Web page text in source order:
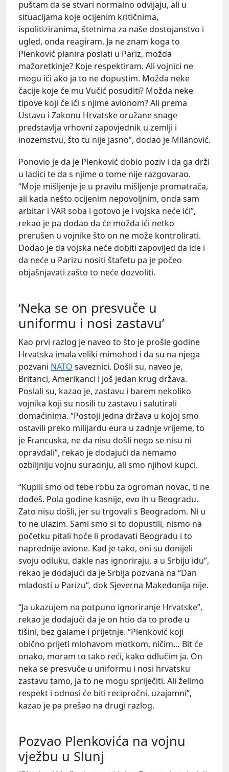
puštam da se stvari normalno odvijaju, ali u
situacijama koje ocijenim kritičnima,
ispolitiziranima, štetnima za naše dostojanstvo i
ugled, onda reagiram. Ja ne znam koga to
Plenković planira poslati u Pariz, možda
mažoretkinje? Koje respektiram. Ali vojnici ne
mogu ići ako ja to ne dopustim. Možda neke
čacije koje će mu Vučić posuditi? Možda neke
tipove koji će ići s njime avionom? Ali prema
Ustavu i Zakonu Hrvatske oružane snage
predstavlja vrhovni zapovjednik u zemlji i
inozemstvu, što tu nije jasno”, dodao je Milanović.
Ponovio je da je Plenković dobio poziv i da ga drži
u ladici te da s njime o tome nije razgovarao.
“Moje mišljenje je u pravilu mišljenje promatrača,
ali kada nešto ocijenim nepovoljnim, onda sam
arbitar i VAR soba i gotovo je i vojska neće ići”,
rekao je pa dodao da će možda ići netko
prerušen u vojnike što on ne može kontrolirati.
Dodao je da vojska neće dobiti zapovijed da ide i
da neće u Parizu nositi štafetu pa je počeo
objašnjavati zašto to neće dozvoliti.
‘Neka se on presvuče u
uniformu i nosi zastavu’
Kao prvi razlog je naveo to što je prošle godine
Hrvatska imala veliki mimohod i da su na njega
pozvani NATO saveznici. Došli su, naveo je,
Britanci, Amerikanci i još jedan krug država.
Poslali su, kazao je, zastavu i barem nekoliko
vojnika koji su nosili tu zastavu i salutirali
domaćinima. “Postoji jedna država u kojoj smo
ostavili preko milijardu eura u zadnje vrijeme, to
je Francuska, ne da nisu došli nego se nisu ni
opravdali”, rekao je dodajući da nemamo
ozbiljniju vojnu suradnju, ali smo njihovi kupci.
“Kupili smo od tebe robu za ogroman novac, ti ne
dođeš. Pola godine kasnije, evo ih u Beogradu.
Zato nisu došli, jer su trgovali s Beogradom. Ni u
to ne ulazim. Sami smo si to dopustili, nismo na
početku pitali hoće li prodavati Beogradu i to
naprednije avione. Kad je tako, oni su donijeli
svoju odluku, dakle nas ignoriraju, a u Srbiju idu”,
rekao je dodajući da je Srbija pozvana na “Dan
mladosti u Parizu”, dok Sjeverna Makedonija nije.
“Ja ukazujem na potpuno ignoriranje Hrvatske”,
rekao je dodajući da je on htio da to prođe u
tišini, bez galame i prijetnje. “Plenković koji
obično prijeti mlohavom motkom, ničim… Bit će
onako, moram to tako reći, kako odlučim ja. On
neka se presvuče u uniformu i nosi hrvatsku
zastavu tamo, ja to ne mogu spriječiti. Ali želimo
respekt i odnosi će biti recipročni, uzajamni”,
kazao je pa prešao na drugi razlog.
Pozvao Plenkovića na vojnu
vježbu u Slunj